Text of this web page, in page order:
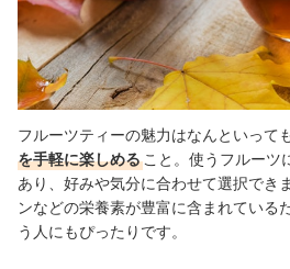
フルーツティーの魅力はなんといっても
を手軽に楽しめること。使うフルーツ
あり、好みや気分に合わせて選択でき
ンなどの栄養素が豊富に含まれている
う人にもぴったりです。